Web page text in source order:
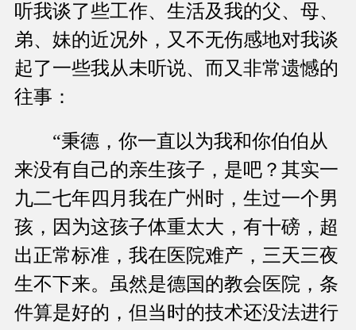
听我谈了些工作、生活及我的父、母、
弟、妹的近况外，又不无伤感地对我谈
起了一些我从未听说、而又非常遗憾的
往事：
“秉德，你一直以为我和你伯伯从
来没有自己的亲生孩子，是吧？其实一
九二七年四月我在广州时，生过一个男
孩，因为这孩子体重太大，有十磅，超
出正常标准，我在医院难产，三天三夜
生不下来。虽然是德国的教会医院，条
件算是好的，但当时的技术还没法进行